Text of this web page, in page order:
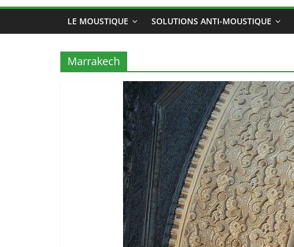
LE MOUSTIQUE SOLUTIONS ANTI-MOUSTIQUE
Marrakech